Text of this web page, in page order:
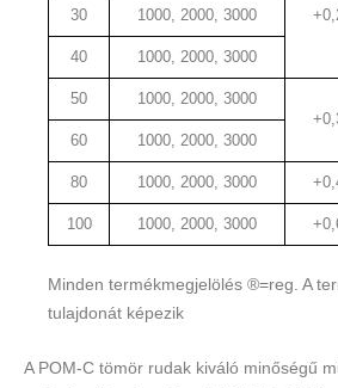
30 1000, 2000, 3000
40 1000, 2000, 3000
50
1000, 2000, 3000
60 1000, 2000, 3000
80 1000, 2000, 3000
100 1000, 2000, 3000
Minden termékmegjelölés ®=reg. A
tulajdonát képezik
A POM-C tömör rudak kiváló minőségű